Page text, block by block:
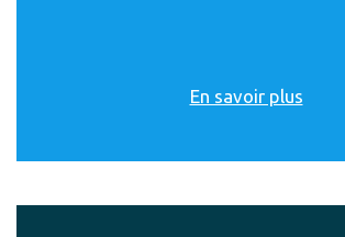
En savoir plus